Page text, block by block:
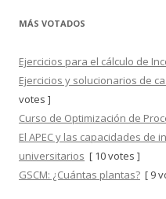
MÁS VOTADOS
Ejercicios para el cálculo de
Ejercicios y solucionarios de
votes ]
Curso de Optimización de
El APEC y las capacidades de
universitarios [ 10 votes ]
GSCM: ¿Cuántas plantas? [ 9